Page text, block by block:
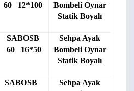
60 12*100
Bombeli Oynar
Statik Boyalı
SABOSB
60 16*50
Sehpa Ayak
Bombeli Oynar
Statik Boyalı
SABOSB
Sehpa Ayak